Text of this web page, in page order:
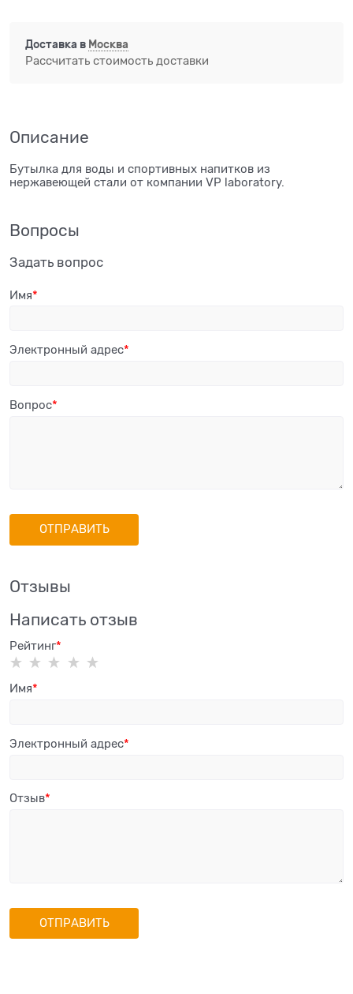
Доставка в Москва
Рассчитать стоимость доставки
Описание
Бутылка для воды и спортивных напитков из
нержавеющей стали от компании VP laboratory.
Вопросы
Задать вопрос
Имя
Электронный адрес
Вопрос
Отзывы
Написать отзыв
Рейтинг
Имя
Электронный адрес
Отзыв